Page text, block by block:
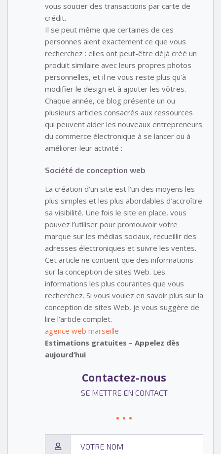
vous soucier des transactions par carte de
crédit.
Il se peut même que certaines de ces
personnes aient exactement ce que vous
recherchez : elles ont peut-être déjà créé un
produit similaire avec leurs propres photos
personnelles, et il ne vous reste plus qu’à
modifier le design et à ajouter les vôtres.
Chaque année, ce blog présente un ou
plusieurs articles consacrés aux ressources
qui peuvent aider les nouveaux entrepreneurs
du commerce électronique à se lancer ou à
améliorer leur activité :
Société de conception web
La création d’un site est l’un des moyens les
plus simples et les plus abordables d’accroître
sa visibilité. Une fois le site en place, vous
pouvez l’utiliser pour promouvoir votre
marque sur les médias sociaux, recueillir des
adresses électroniques et suivre les ventes.
Cet article ne contient que des informations
sur la conception de sites Web. Les
informations les plus courantes que vous
recherchez. Si vous voulez en savoir plus sur la
conception de sites Web, je vous suggère de
lire l’article complet.
agence web marseille
Estimations gratuites – Appelez dès
aujourd’hui
Contactez-nous
SE METTRE EN CONTACT